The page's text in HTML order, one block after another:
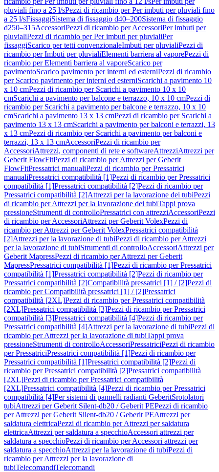
pluviali fino a 25 l/sPezzi di ricambio per Per imbuti per pluviali fino
a 25 l/sFissaggiSistema di fissaggio d40–200Sistema di fissaggio
d250–315AccessoriPezzi di ricambio per AccessoriPer imbuti per
pluvialiPezzi di ricambio per Per imbuti per pluvialiPer
fissaggiScarico per tetti convenzionaleImbuti per pluvialiPezzi di
ricambio per Imbuti per pluvialiElementi barriera al vaporePezzi di
ricambio per Elementi barriera al vaporeScarico per
pavimentoScarico pavimento per interni ed esterniPezzi di ricambio
per Scarico pavimento per interni ed esterniScarichi a pavimento 10
x 10 cmPezzi di ricambio per Scarichi a pavimento 10 x 10
cmScarichi a pavimento per balcone e terrazzo, 10 x 10 cmPezzi di
ricambio per Scarichi a pavimento per balcone e terrazzo, 10 x 10
cmScarichi a pavimento 13 x 13 cmPezzi di ricambio per Scarichi a
pavimento 13 x 13 cmScarichi a pavimento per balconi e terrazzi, 13
x 13 cmPezzi di ricambio per Scarichi a pavimento per balconi e
terrazzi, 13 x 13 cmAccessoriPezzi di ricambio per
AccessoriAttrezzi, componenti di rete e softwareAttrezziAttrezzi per
Geberit FlowFitPezzi di ricambio per Attrezzi per Geberit
FlowFitPressatrici manualiPezzi di ricambio per Pressatrici
manualiPressatrici compatibilità [1]Pezzi di ricambio per Pressatrici
compatibilità [1]Pressatrici compatibilità [2]Pezzi di ricambio per
Pressatrici compatibilità [2]Attrezzi per la lavorazione dei tubiPezzi
di ricambio per Attrezzi per la lavorazione dei tubiTappi prova
pressioneStrumenti di controlloPressatrici con attrezziAccessoriPezzi
di ricambio per AccessoriAttrezzi per Geberit VolexPezzi di
ricambio per Attrezzi per Geberit VolexPressatrici compatibilità
[2]Attrezzi per la lavorazione di tubiPezzi di ricambio per Attrezzi
per la lavorazione di tubiStrumenti di controlloAccessoriAttrezzi per
Geberit MapressPezzi di ricambio per Attrezzi per Geberit
MapressPressatrici compatibilità [1]Pezzi di ricambio per Pressatrici
compatibilità [1]Pressatrici compatibilità [2]Pezzi di ricambio per
Pressatrici compatibilità [2]Compatibilità pressatrici [1] / [2]Pezzi di
ricambio per Compatibilità pressatrici [1] / [2]Pressatrici
compatibilità [2XL]Pezzi di ricambio per Pressatrici compatibilità
[2XL]Pressatrici compatibilità [3]Pezzi di ricambio per Pressatrici
compatibilità [3]Pressatrici compatibilità [4]Pezzi di ricambio per
Pressatrici compatibilità [4]Attrezzi per la lavorazione di tubiPezzi di
ricambio per Attrezzi per la lavorazione di tubiTappi prova
pressioneStrumenti di controlloAccessoriPressatriciPezzi di ricambio
per PressatriciPressatrici compatibilità [1]Pezzi di ricambio per
Pressatrici compatibilità [1]Pressatrici compatibilità [2]Pezzi di
ricambio per Pressatrici compatibilità [2]Pressatrici compatibilità
[2XL]Pezzi di ricambio per Pressatrici compatibilità
[2XL]Pressatrici compatibilità [4]Pezzi di ricambio per Pressatrici
compatibilità [4]Per sistemi di pannelli radianti GeberitSrotolatori
tubiAttrezzi per Geberit Silent-db20 / Geberit PEPezzi di ricambio
per Attrezzi per Geberit Silent-db20 / Geberit PEAttrezzi per
saldatura elettricaPezzi di ricambio per Attrezzi per saldatura
elettricaAttrezzi per saldatura a specchioAccessori attrezzi per
saldatura a specchioPezzi di ricambio per Accessori attrezzi per
saldatura a specchioAttrezzi per la lavorazione di tubiPezzi di
ricambio per Attrezzi per la lavorazione di
tubiTelecomandiTelecomandi